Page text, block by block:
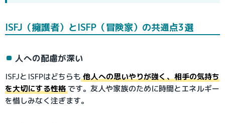
ISFJ（擁護者）とISFP（冒険家）の共通点3選
人への配慮が深い
ISFJとISFPはどちらも他人への思いやりが強く、相手の気持ち
を大切にする性格です。友人や家族のために時間とエネルギー
を惜しみなく注ぎます。